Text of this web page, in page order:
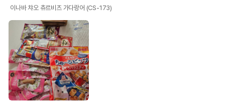
이나바 챠오 츄르비츠 가다랑어 (CS-173)